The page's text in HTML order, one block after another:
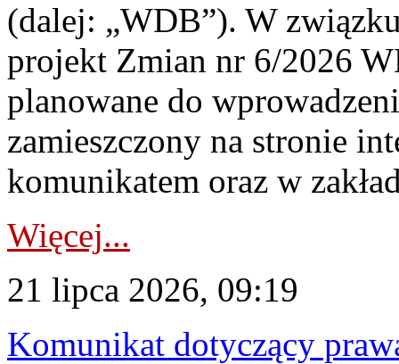
(dalej: „WDB”). W
projekt Zmian nr 6/2026
planowane do
zamieszczony na stronie
komunikatem oraz w
Więcej...
21 lipca 2026, 09:19
Komunikat dotyczący